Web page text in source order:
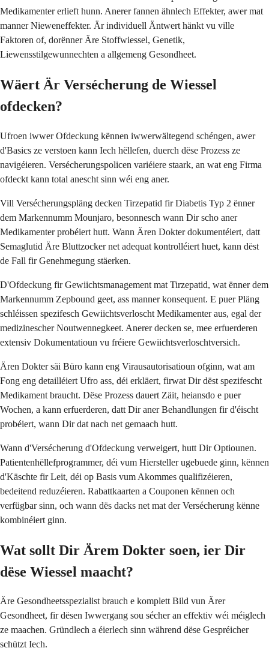
Medikamenter erlieft hunn. Anerer fannen ähnlech Effekter, awer mat
manner Nieweneffekter. Är individuell Äntwert hänkt vu ville
Faktoren of, dorënner Äre Stoffwiessel, Genetik,
Liewensstilgewunnechten a allgemeng Gesondheet.
Wäert Är Versécherung de Wiessel
ofdecken?
Ufroen iwwer Ofdeckung kënnen iwwerwältegend schéngen, awer
d'Basics ze verstoen kann Iech hëllefen, duerch dëse Prozess ze
navigéieren. Versécherungspolicen variéiere staark, an wat eng Firma
ofdeckt kann total anescht sinn wéi eng aner.
Vill Versécherungspläng decken Tirzepatid fir Diabetis Typ 2 ënner
dem Markennumm Mounjaro, besonnesch wann Dir scho aner
Medikamenter probéiert hutt. Wann Ären Dokter dokumentéiert, datt
Semaglutid Äre Bluttzocker net adequat kontrolléiert huet, kann dëst
de Fall fir Genehmegung stäerken.
D'Ofdeckung fir Gewiichtsmanagement mat Tirzepatid, wat ënner dem
Markennumm Zepbound geet, ass manner konsequent. E puer Pläng
schléissen spezifesch Gewiichtsverloscht Medikamenter aus, egal der
medizinescher Noutwennegkeet. Anerer decken se, mee erfuerderen
extensiv Dokumentatioun vu fréiere Gewiichtsverloschtversich.
Ären Dokter säi Büro kann eng Virausautorisatioun ofginn, wat am
Fong eng detailléiert Ufro ass, déi erkläert, firwat Dir dëst spezifescht
Medikament braucht. Dëse Prozess dauert Zäit, heiansdo e puer
Wochen, a kann erfuerderen, datt Dir aner Behandlungen fir d'éischt
probéiert, wann Dir dat nach net gemaach hutt.
Wann d'Versécherung d'Ofdeckung verweigert, hutt Dir Optiounen.
Patientenhëllefprogrammer, déi vum Hiersteller ugebuede ginn, kënnen
d'Käschte fir Leit, déi op Basis vum Akommes qualifizéieren,
bedeitend reduzéieren. Rabattkaarten a Couponen kënnen och
verfügbar sinn, och wann dës dacks net mat der Versécherung kënne
kombinéiert ginn.
Wat sollt Dir Ärem Dokter soen, ier Dir
dëse Wiessel maacht?
Äre Gesondheetsspezialist brauch e komplett Bild vun Ärer
Gesondheet, fir dësen Iwwergang sou sécher an effektiv wéi méiglech
ze maachen. Gründlech a éierlech sinn während dëse Gespréicher
schützt Iech.